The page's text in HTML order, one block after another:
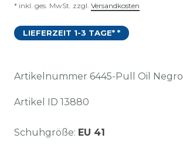
* inkl. ges. MwSt. zzgl. Versandkosten
LIEFERZEIT 1-3 TAGE* *
Artikelnummer 6445-Pull Oil Negro
Artikel ID 13880
Schuhgröße: EU 41